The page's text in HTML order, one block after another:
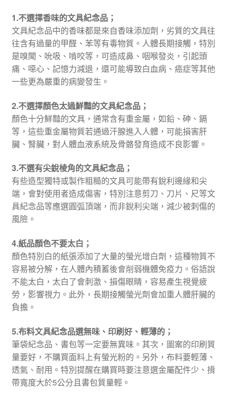
1.不選擇香味的文具紀念品；
文具紀念品中的香味都是來自香味添加劑，劣質的文具往
往含有過量的甲醛、苯等有毒物質。人體長期接觸，特別
是嗅聞、吮吸、啃咬等，可造成鼻、咽喉發炎，引起頭
痛、噁心、記憶力減退，還可能導致白血病、癌症等其他
一些更為嚴重的病變發生。
2.不選擇顏色太過鮮豔的文具紀念品；
顏色十分鮮豔的文具，通常含有重金屬，如鉛、砷、鎘
等，這些重金屬物質若通過汗腺進入人體，可能損害肝
臟、腎臟，對人體血液系統及骨骼發育造成不良影響。
3.不選有尖銳棱角的文具紀念品；
有些造型獨特或製作粗糙的文具可能帶有銳利邊緣和尖
端，會對使用者造成傷害，特別注意剪刀、刀片、尺等文
具紀念品等應選圓弧頂端，而非銳利尖端，減少被刺傷的
風險。
4.紙品顏色不要太白；
顏色特別白的紙張添加了大量的螢光增白劑，這種物質不
容易被分解，在人體內積蓄後會削弱機體免疫力。俗語說
不能太白，太白了會刺激、損傷眼睛，容易產生視覺疲
勞，影響視力。此外，長期接觸螢光劑會加重人體肝臟的
負擔。
5.布料文具紀念品選無味、印刷好、輕薄的；
筆袋紀念品、書包等一定要無異味。其次，圖案的印刷質
量要好，不購買面料上有螢光粉的。另外，布料要輕薄、
透氣、耐用。特別提醒在購買時要注意選金屬配件少、揹
帶寬度大於5公分且書包質量輕。